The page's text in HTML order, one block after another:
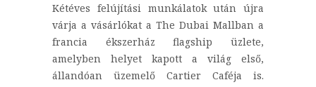
Kétéves felújítási munkálatok után újra
várja a vásárlókat a The Dubai Mallban a
francia ékszerház flagship üzlete,
amelyben helyet kapott a világ első,
állandóan üzemelő Cartier Caféja is.